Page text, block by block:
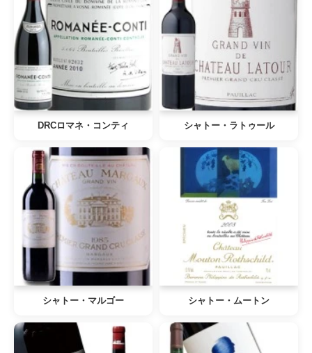
DRCロマネ・コンティ シャトー・ラトゥール
シャトー・マルゴー シャトー・ムートン